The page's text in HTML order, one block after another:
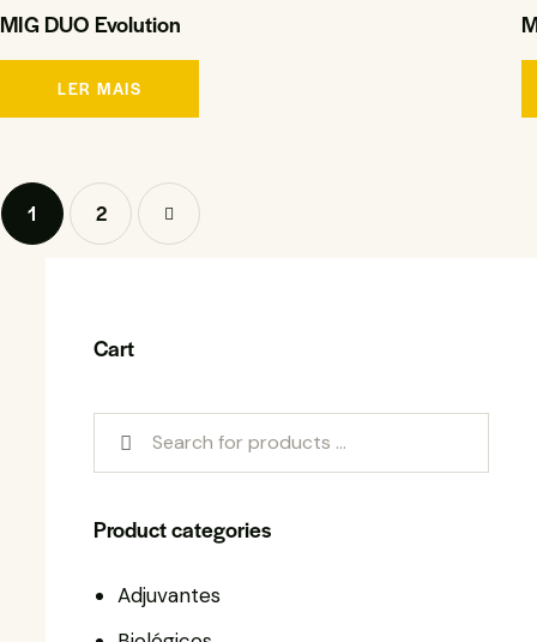
MIG DUO Evolution
LER MAIS
1 2
Cart
Product categories
Adjuvantes